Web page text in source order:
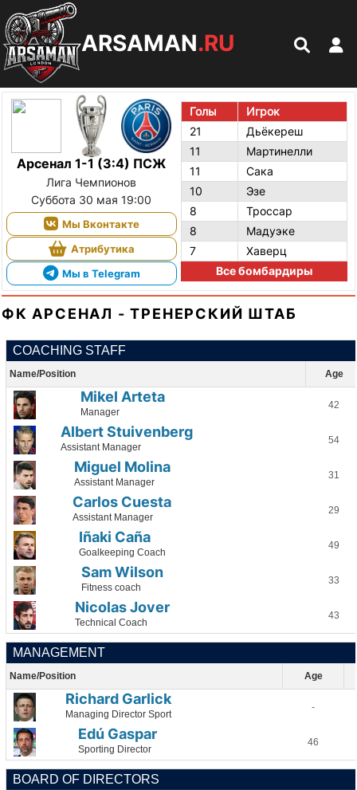
ARSAMAN.RU
Арсенал 1-1 (3:4) ПСЖ
Лига Чемпионов
Суббота 30 мая 19:00
Мы Вконтакте
Атрибутика
Мы в Telegram
Голы
Игрок
21
Дьёкереш
11
Мартинелли
11
Сака
10
Эзе
8
Троссар
8
Мадуэке
7
Хаверц
Все бомбардиры
ФК АРСЕНАЛ - ТРЕНЕРСКИЙ ШТАБ
COACHING STAFF
Name/Position Age
Mikel Arteta
Manager
42
Albert Stuivenberg
Assistant Manager
54
Miguel Molina
Assistant Manager
31
Carlos Cuesta
Assistant Manager
29
Iñaki Caña
Goalkeeping Coach
49
Sam Wilson
Fitness coach
33
Nicolas Jover
Technical Coach
43
MANAGEMENT
Name/Position Age
Richard Garlick
Managing Director Sport
-
Edú Gaspar
Sporting Director
46
BOARD OF DIRECTORS